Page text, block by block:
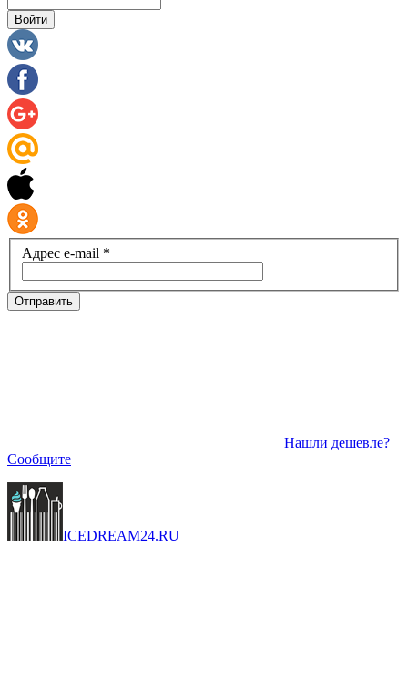
Войти
Адрес e-mail *
Отправить
Нашли дешевле?
Сообщите
ICEDREAM24.RU